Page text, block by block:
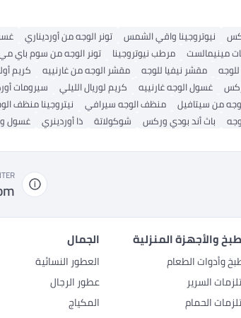
نيوتروجينا واقي الشمس تونر الوجه من أورديناري
مينيمالست مرطب نيوتروجينا تونر الوجه من سوم باي
مقشر نيفيا للوجه مقشر الوجه من غارنييه كريم
غسول الوجه غارنييه كريم لوريال الليلي سيرومات
من سيتافيل منظف ​​الوجه سيرافي نيتروجينا منظف
باث أند بودي وركس شوكولاتة ذا أوردينري غسول
والأجهزة المنزلية
وأدوات الطعام
السرير
الحمام
الجمال
العطور النسائية
عطور الرجال
المكياج